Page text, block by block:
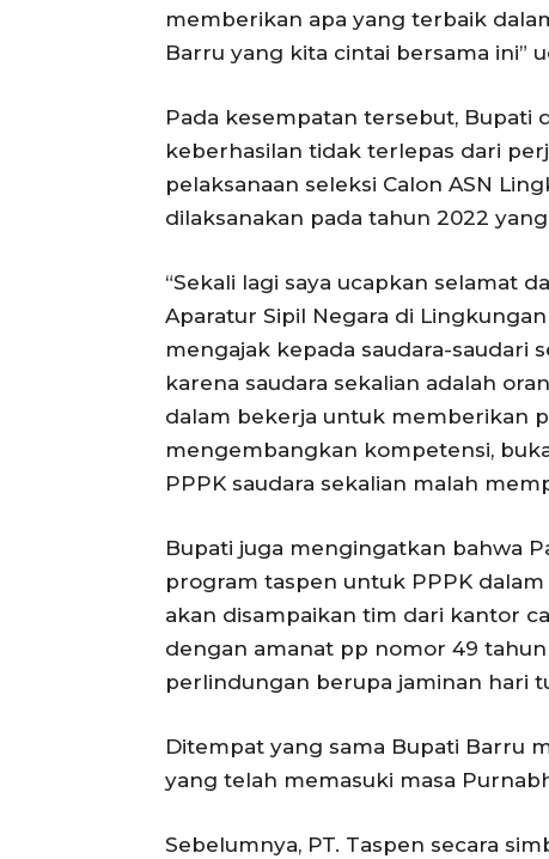
memberikan apa yang terbaik
Barru yang kita cintai bersama ini”
Pada kesempatan tersebut, Bupati
keberhasilan tidak terlepas dari
pelaksanaan seleksi Calon ASN
dilaksanakan pada tahun 2022
“Sekali lagi saya ucapkan selamat
Aparatur Sipil Negara di
mengajak kepada saudara-saudari
karena saudara sekalian adalah
dalam bekerja untuk memberikan
mengembangkan kompetensi,
PPPK saudara sekalian malah
Bupati juga mengingatkan bahwa
program taspen untuk PPPK
akan disampaikan tim dari kantor
dengan amanat pp nomor 49
perlindungan berupa jaminan hari
Ditempat yang sama Bupati Barru
yang telah memasuki masa
Sebelumnya, PT. Taspen secara